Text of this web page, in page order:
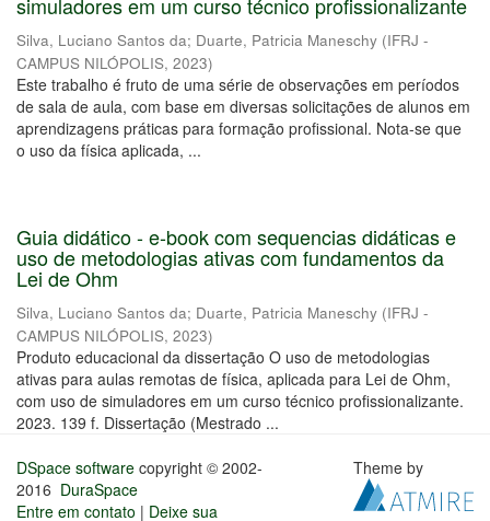
Silva, Luciano Santos da; Duarte, Patricia Maneschy (IFRJ -
CAMPUS NILÓPOLIS, 2023)
Este trabalho é fruto de uma série de observações em períodos
de sala de aula, com base em diversas solicitações de alunos em
aprendizagens práticas para formação profissional. Nota-se que
o uso da física aplicada, ...
Guia didático - e-book com sequencias didáticas e
uso de metodologias ativas com fundamentos da
Lei de Ohm
Silva, Luciano Santos da; Duarte, Patricia Maneschy (IFRJ -
CAMPUS NILÓPOLIS, 2023)
Produto educacional da dissertação O uso de metodologias
ativas para aulas remotas de física, aplicada para Lei de Ohm,
com uso de simuladores em um curso técnico profissionalizante.
2023. 139 f. Dissertação (Mestrado ...
DSpace software copyright © 2002-
2016 DuraSpace
Entre em contato | Deixe sua
Theme by